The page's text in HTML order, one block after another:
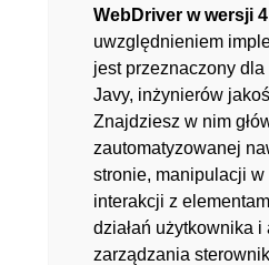
WebDriver w wersji 4
uwzględnieniem
jest przeznaczony
Javy, inżynierów
Znajdziesz w nim
zautomatyzowanej
stronie, manipulacji w
interakcji z
działań użytkownika
zarządzania